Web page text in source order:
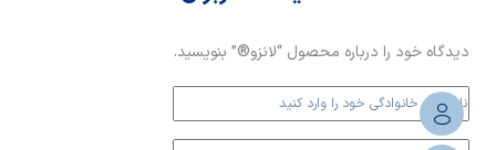
دیدگاه خود را درباره محصول “لانزو®” بنویسید.